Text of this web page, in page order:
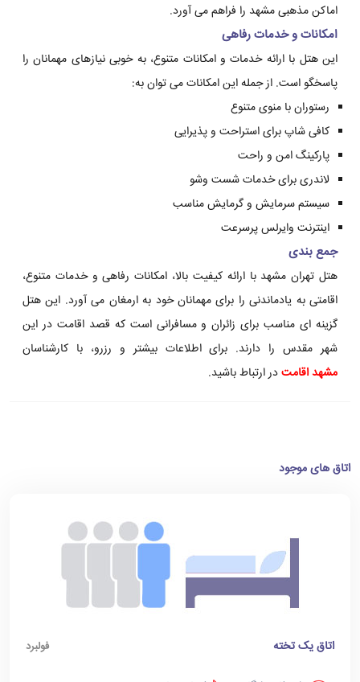
اماکن مذهبی مشهد را فراهم می آورد.
امکانات و خدمات رفاهی
این هتل با ارائه خدمات و امکانات متنوع، به خوبی نیازهای مهمانان را
پاسخگو است. از جمله این امکانات می توان به:
رستوران با منوی متنوع
کافی شاپ برای استراحت و پذیرایی
پارکینگ امن و راحت
لاندری برای خدمات شست وشو
سیستم سرمایش و گرمایش مناسب
اینترنت وایرلس پرسرعت
جمع بندی
هتل تهران مشهد با ارائه کیفیت بالا، امکانات رفاهی و خدمات متنوع،
اقامتی به یادماندنی را برای مهمانان خود به ارمغان می آورد. این هتل
گزینه ای مناسب برای زائران و مسافرانی است که قصد اقامت در این
شهر مقدس را دارند. برای اطلاعات بیشتر و رزرو، با کارشناسان
مشهد اقامتدر ارتباط باشید.
اتاق های موجود
اتاق یک تخته فولبرد